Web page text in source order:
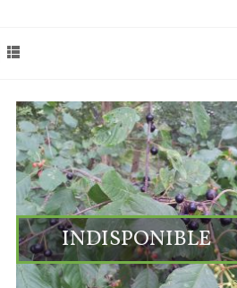
INDISPONIBLE